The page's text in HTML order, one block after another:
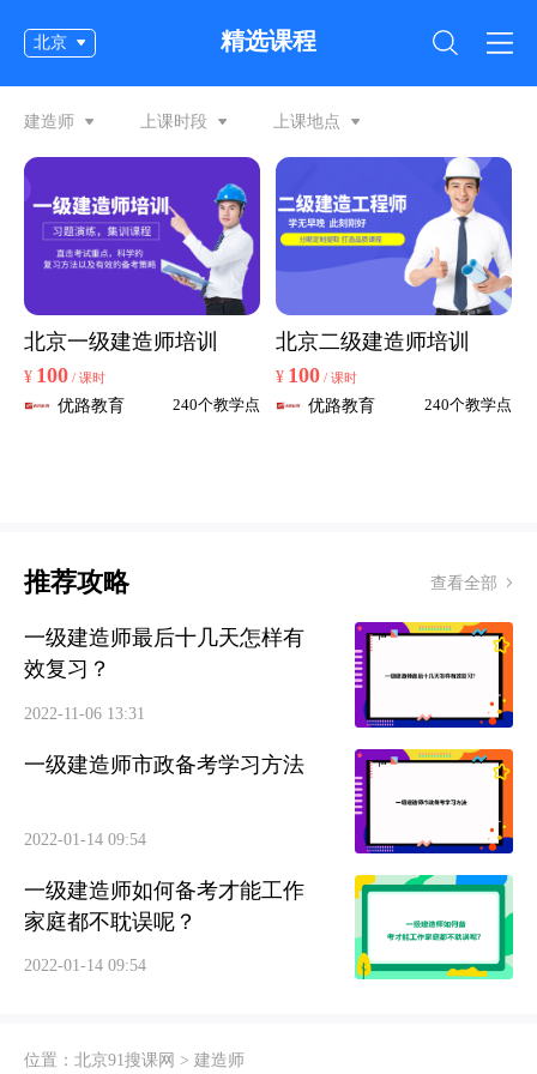
北京 精选课程
建造师 上课时段 上课地点
北京一级建造师培训
¥ 100 / 课时
优路教育 240个教学点
北京二级建造师培训
¥ 100 / 课时
优路教育 240个教学点
推荐攻略 查看全部
一级建造师最后十几天怎样有
效复习？
2022-11-06 13:31
一级建造师市政备考学习方法
2022-01-14 09:54
一级建造师如何备考才能工作
家庭都不耽误呢？
2022-01-14 09:54
位置：北京91搜课网 >建造师